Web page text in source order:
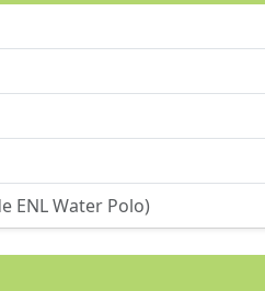
ENL Water Polo)